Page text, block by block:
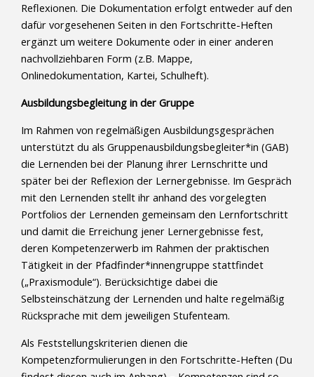
Reflexionen. Die Dokumentation erfolgt entweder auf den
dafür vorgesehenen Seiten in den Fortschritte-Heften
ergänzt um weitere Dokumente oder in einer anderen
nachvollziehbaren Form (z.B. Mappe,
Onlinedokumentation, Kartei, Schulheft).
Ausbildungsbegleitung in der Gruppe
Im Rahmen von regelmäßigen Ausbildungsgesprächen
unterstützt du als Gruppenausbildungsbegleiter*in (GAB)
die Lernenden bei der Planung ihrer Lernschritte und
später bei der Reflexion der Lernergebnisse. Im Gespräch
mit den Lernenden stellt ihr anhand des vorgelegten
Portfolios der Lernenden gemeinsam den Lernfortschritt
und damit die Erreichung jener Lernergebnisse fest,
deren Kompetenzerwerb im Rahmen der praktischen
Tätigkeit in der Pfadfinder*innengruppe stattfindet
(„Praxismodule“). Berücksichtige dabei die
Selbsteinschätzung der Lernenden und halte regelmäßig
Rücksprache mit dem jeweiligen Stufenteam.
Als Feststellungskriterien dienen die
Kompetenzformulierungen in den Fortschritte-Heften (Du